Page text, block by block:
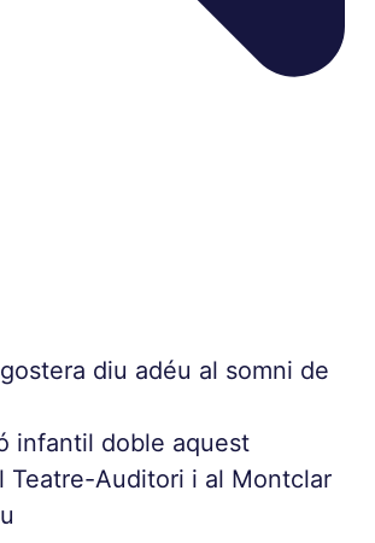
diu adéu al somni de
infantil doble aquest
Teatre-Auditori i al Montclar